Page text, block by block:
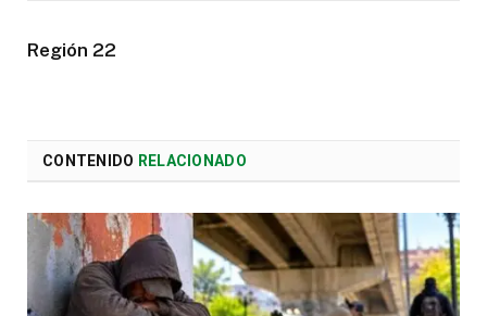
Región 22
CONTENIDO RELACIONADO